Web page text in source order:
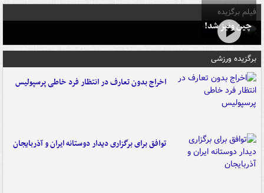
فیلم برگزیده
چین ونیز شد!
برگزیده ورزشی
اخراج بدون تعارف در انتظار فرد خاطی پرسپولیس
توافق برای برگزاری دیدار دوستانه ایران و آذربایجان